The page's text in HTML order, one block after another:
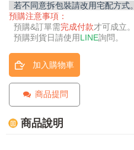
若不同意拆包裝請改用宅配方式。
預購注意事項：
預購&訂單需完成付款才可成立。
預購到貨日請使用LINE詢問。
加入購物車
商品提問
商品說明